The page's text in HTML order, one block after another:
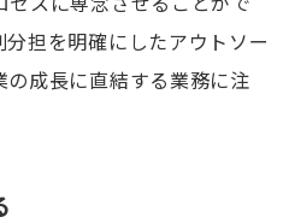
担を明確にしたアウトソー
の成長に直結する業務に注